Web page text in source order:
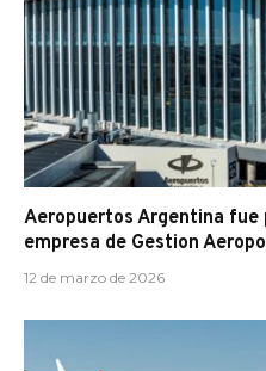
Aeropuertos Argentina fue
empresa de Gestion
12 de marzo de 2026